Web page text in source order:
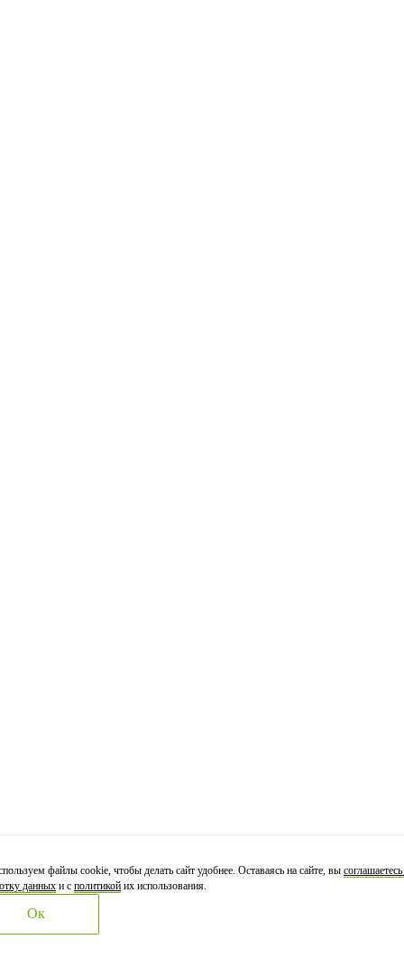
файлы cookie, чтобы делать сайт удобнее. Оставаясь на сайте, вы
данных и с политикой их использования.
Ок